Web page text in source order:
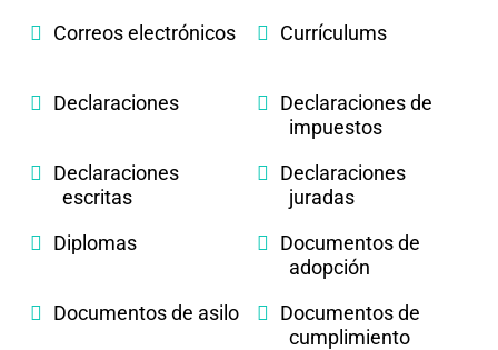
Correos electrónicos
Currículums
Declaraciones
Declaraciones de
impuestos
Declaraciones
escritas
Declaraciones
juradas
Diplomas
Documentos de
adopción
Documentos de asilo
Documentos de
cumplimiento